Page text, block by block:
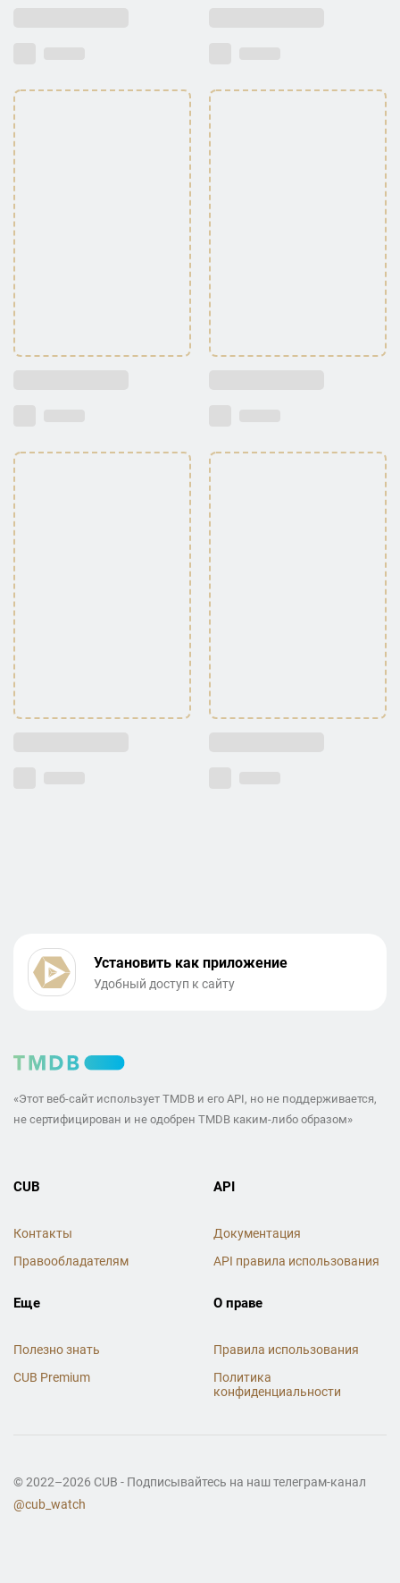
Установить как приложение
Удобный доступ к сайту
«Этот веб-сайт использует TMDB и его API, но не поддерживается,
не сертифицирован и не одобрен TMDB каким-либо образом»
CUB
Контакты
Правообладателям
API
Документация
API правила использования
Еще
Полезно знать
CUB Premium
О праве
Правила использования
Политика
конфиденциальности
© 2022–2026 CUB - Подписывайтесь на наш телеграм-канал
@cub_watch